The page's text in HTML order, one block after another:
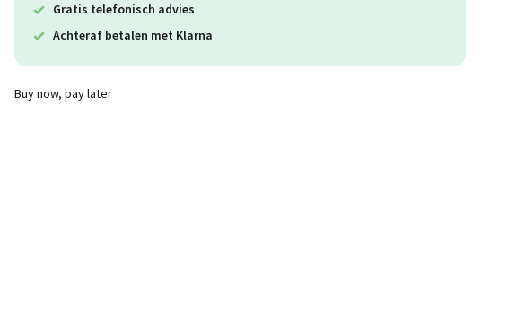
Buy now, pay later
Gratis telefonisch advies
Achteraf betalen met Klarna